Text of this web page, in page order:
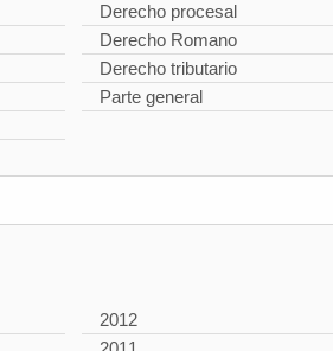
Derecho procesal
Derecho Romano
Derecho tributario
Parte general
2012